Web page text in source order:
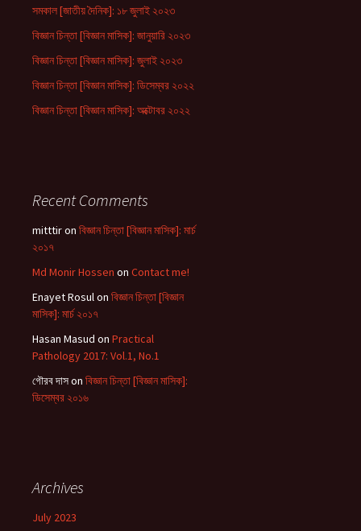
সমকাল [জাতীয় দৈনিক]: ১৮ জুলাই ২০২৩
বিজ্ঞান চিন্তা [বিজ্ঞান মাসিক]: জানুয়ারি ২০২৩
বিজ্ঞান চিন্তা [বিজ্ঞান মাসিক]: জুলাই ২০২৩
বিজ্ঞান চিন্তা [বিজ্ঞান মাসিক]: ডিসেম্বর ২০২২
বিজ্ঞান চিন্তা [বিজ্ঞান মাসিক]: অক্টোবর ২০২২
Recent Comments
mitttiron বিজ্ঞান চিন্তা [বিজ্ঞান মাসিক]: মার্চ
২০১৭
Md Monir Hossen on Contact me!
Enayet Rosulon বিজ্ঞান চিন্তা [বিজ্ঞান
মাসিক]: মার্চ ২০১৭
Hasan Masud on Practical
Pathology 2017: Vol.1, No.1
গৌরব দাসon বিজ্ঞান চিন্তা [বিজ্ঞান মাসিক]:
ডিসেম্বর ২০১৬
Archives
July 2023